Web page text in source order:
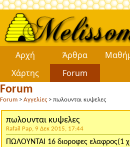
Αρχή Άρθρα
Χάρτης
Forum
Forum
Forum > Αγγελίες > πωλουνται κυψελες
πωλουνται κυψελες
Rafail Pap, 9 Δεκ 2015, 17:44
ΠΩΛΟΥΝΤΑΙ 16 διοροφες ελαφρος(1